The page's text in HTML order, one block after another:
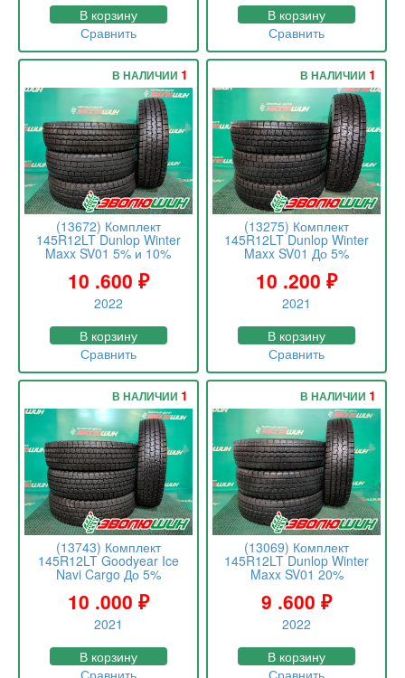
В корзину
Сравнить
В корзину
Сравнить
(13672) Комплект
145R12LT Dunlop Winter
Maxx SV01 5% и 10%
10 .600 ₽
2022
В НАЛИЧИИ 1
В корзину
Сравнить
(13275) Комплект
145R12LT Dunlop Winter
Maxx SV01 До 5%
10 .200₽
2021
В НАЛИЧИИ 1
В корзину
Сравнить
(13743) Комплект
145R12LT Goodyear Ice
Navi Cargo До 5%
10 .000 ₽
2021
В НАЛИЧИИ 1
В корзину
(13069) Комплект
145R12LT Dunlop Winter
Maxx SV01 20%
9 .600₽
2022
В НАЛИЧИИ 1
В корзину